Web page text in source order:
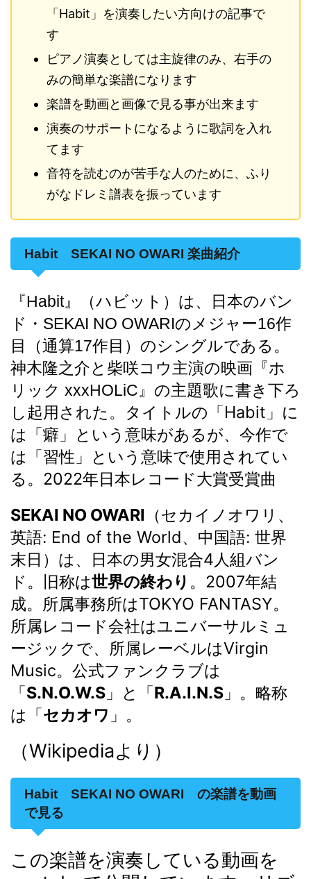
「Habit」を演奏したい方向けの記事で
す
ピアノ演奏としては主旋律のみ、右手の
みの簡単な楽譜になります
楽譜を動画と画像で見る事が出来ます
演奏のサポートになるように歌詞を入れ
てます
音符を読むのが苦手な人のために、ふり
がなドレミ譜表を振っています
Habit SEKAI NO OWARI 楽曲紹介
『Habit』（ハビット）は、日本のバン
ド・SEKAI NO OWARIのメジャー16作
目（通算17作目）のシングルである。
神木隆之介と柴咲コウ主演の映画『ホ
リック xxxHOLiC』の主題歌に書き下ろ
し起用された。
タイトルの「Habit」に
は「癖」という意味があるが、今作で
は「習性」という意味で使用されてい
る。2022年日本レコード大賞受賞曲
SEKAI NO OWARI （セカイノオワリ、
英語: End of the World、中国語: 世界
末日 ）は、日本の男女混合4人組バン
ド 。旧称は世界の終わり 。2007年結
成。所属事務所はTOKYO FANTASY。
所属レコード会社はユニバーサルミュ
ージックで、所属レーベルはVirgin
Music。公式ファンクラブは
「S.N.O.W.S 」と「R.A.I.N.S 」。略称
は「セカオワ 」。
（Wikipediaより）
Habit SEKAI NO OWARI の楽譜を動画
で見る
この楽譜を演奏している動画を